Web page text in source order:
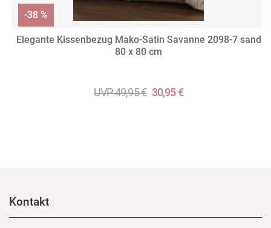
Elegante Kissenbezug Mako-Satin Savanne 2098-7 sand
80 x 80 cm
UVP 49,95 € 30,95 €
-38 %
Kontakt